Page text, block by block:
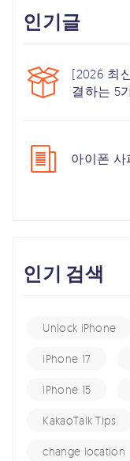
인기글
[2026 최
결하는 5
아이폰 사
인기 검색
Unlock iPhone
iPhone 17
iPhone 15
KakaoTalk Tips
change location